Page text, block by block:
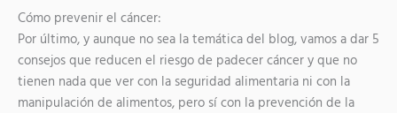
Cómo prevenir el cáncer:
Por último, y aunque no sea la temática del blog, vamos a dar 5
consejos que reducen el riesgo de padecer cáncer y que no
tienen nada que ver con la seguridad alimentaria ni con la
manipulación de alimentos, pero sí con la prevención de la